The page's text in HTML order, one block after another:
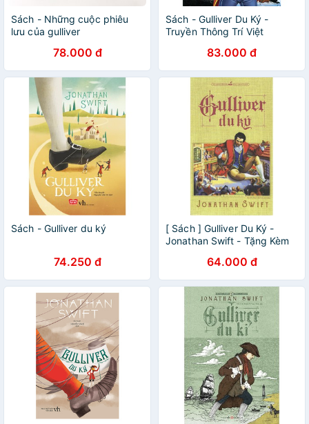
Sách - Những cuộc phiêu
lưu của gulliver
78.000 đ
Sách - Gulliver Du Ký -
Truyền Thông Trí Việt
83.000 đ
Sách - Gulliver du ký
74.250 đ
[ Sách ] Gulliver Du Ký -
Jonathan Swift - Tặng Kèm
64.000 đ